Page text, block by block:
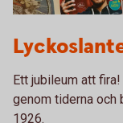
Ett jubileum att
genom tiderna och
1926.